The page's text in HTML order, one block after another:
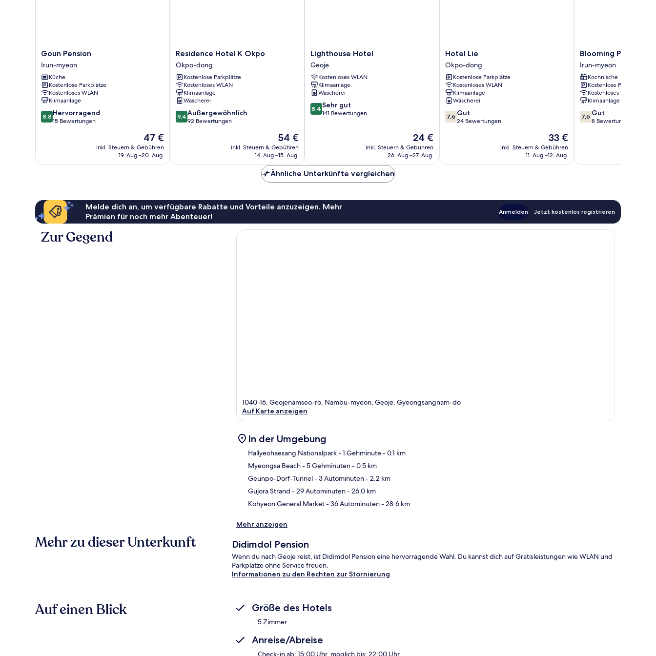
Goun
Pension
Irun-
myeon
Goun Pension
Irun-myeon
Küche
Kostenlose Parkplätze
Kostenloses WLAN
Klimaanlage
8.8
von
8,8 Hervorragend
15 Bewertungen
Der
Preis
beträgt
47 €
inkl. Steuern & Gebühren
19. Aug.–20. Aug.
Residence
Hotel
K
Okpo
Okpo-
dong
Residence Hotel K Okpo
Okpo-dong
Kostenlose Parkplätze
Kostenloses WLAN
Klimaanlage
Wäscherei
9.4
von
9,4 Außergewöhnlich
92 Bewertungen
Der
Preis
beträgt
54 €
inkl. Steuern & Gebühren
14. Aug.–15. Aug.
Lighthouse
Hotel
Geoje
Lighthouse Hotel
Geoje
Kostenloses WLAN
Klimaanlage
Wäscherei
8.4
von
8,4 Sehr gut
141 Bewertungen
Der
Preis
beträgt
24 €
inkl. Steuern & Gebühren
26. Aug.–27. Aug.
Hotel
Lie
Okpo-
dong
Hotel Lie
Okpo-dong
Kostenlose Parkplätze
Kostenloses WLAN
Klimaanlage
Wäscherei
7.6
von
7,6 Gut
24 Bewertungen
Der
Preis
beträgt
33 €
inkl. Steuern & Gebühren
11. Aug.–12. Aug.
Blooming
Pension
Irun-
myeon
Blooming Pension
Irun-myeon
Kochnische
Kostenlose Parkplätze
Kostenloses WLAN
Klimaanlage
7.6
von
7,6 Gut
8 Bewertungen
Ähnliche Unterkünfte vergleichen
Melde dich an, um verfügbare Rabatte und Vorteile anzuzeigen. Mehr
Prämien für noch mehr Abenteuer!
Anmelden Jetzt kostenlos registrieren
Zur Gegend
1040-16, Geojenamseo-ro, Nambu-myeon, Geoje, Gyeongsangnam-do
Auf Karte anzeigen
In der Umgebung
Hallyeohaesang Nationalpark- 1 Gehminute- 0.1 km
Myeongsa Beach- 5 Gehminuten- 0.5 km
Geunpo-Dorf-Tunnel- 3 Autominuten- 2.2 km
Gujora Strand - 29 Autominuten- 26.0 km
Kohyeon General Market- 36 Autominuten- 28.6 km
Mehr anzeigen
Mehr zu dieser Unterkunft Didimdol Pension
Wenn du nach Geoje reist, ist Didimdol Pension eine hervorragende Wahl. Du kannst dich auf Gratisleistungen wie WLAN und
Parkplätze ohne Service freuen.
Informationen zu den Rechten zur Stornierung
Auf einen Blick Größe des Hotels
5 Zimmer
Anreise/Abreise
Check-in ab: 15:00 Uhr, möglich bis: 22:00 Uhr